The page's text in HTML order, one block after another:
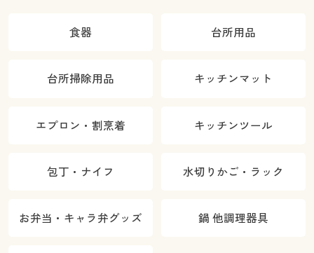
食器 台所用品
台所掃除用品 キッチンマット
エプロン・割烹着 キッチンツール
包丁・ナイフ 水切りかご・ラック
お弁当・キャラ弁グッズ 鍋 他調理器具